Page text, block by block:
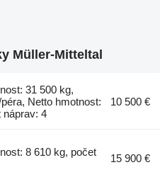
Müller-Mitteltal
31 500 kg,
Netto hmotnost:
náprav: 4
10 500 €
8 610 kg, počet
15 900 €